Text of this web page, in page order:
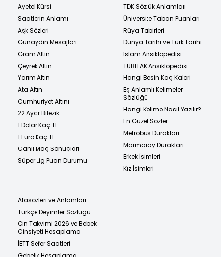
Ayetel Kürsi
Saatlerin Anlamı
Aşk Sözleri
Günaydın Mesajları
Gram Altın
Çeyrek Altın
Yarım Altın
Ata Altın
Cumhuriyet Altını
22 Ayar Bilezik
1 Dolar Kaç TL
1 Euro Kaç TL
Canlı Maç Sonuçları
Süper Lig Puan Durumu
TDK Sözlük Anlamları
Üniversite Taban Puanları
Rüya Tabirleri
Dünya Tarihi ve Türk Tarihi
İslam Ansiklopedisi
TÜBİTAK Ansiklopedisi
Hangi Besin Kaç Kalori
Eş Anlamlı Kelimeler
Sözlüğü
Hangi Kelime Nasıl Yazılır?
En Güzel Sözler
Metrobüs Durakları
Marmaray Durakları
Erkek İsimleri
Kız İsimleri
Atasözleri ve Anlamları
Türkçe Deyimler Sözlüğü
Çin Takvimi 2026 ve Bebek
Cinsiyeti Hesaplama
İETT Sefer Saatleri
Gebelik Hesaplama